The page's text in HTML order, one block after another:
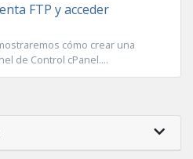
FTP y acceder
cómo crear una
de Control cPanel....